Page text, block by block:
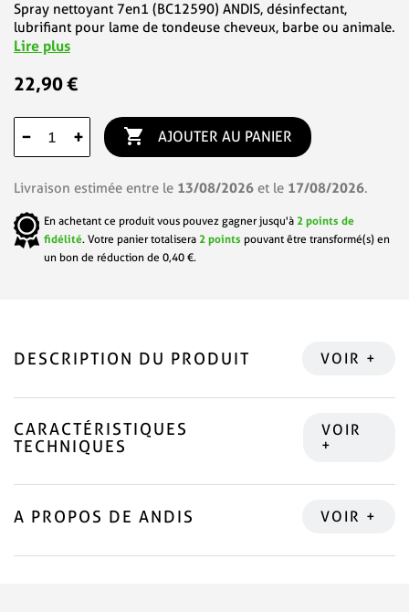
Spray nettoyant 7en1 (BC12590) ANDIS, désinfectant,
lubrifiant pour lame de tondeuse cheveux, barbe ou animale.
Lire plus
22,90 €
− +  AJOUTER AU PANIER
Livraison estimée entre le 13/08/2026 et le 17/08/2026.
En achetant ce produit vous pouvez gagner jusqu'à 2 points de
fidélité. Votre panier totalisera 2 points pouvant être transformé(s) en
un bon de réduction de 0,40 €.
DESCRIPTION DU PRODUIT
CARACTÉRISTIQUES
TECHNIQUES
A PROPOS DE ANDIS